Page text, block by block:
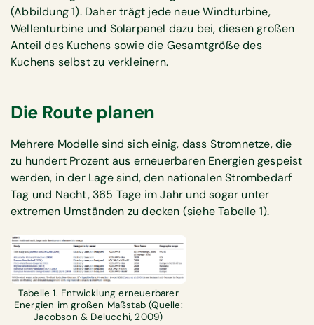
(Abbildung 1). Daher trägt jede neue Windturbine,
Wellenturbine und Solarpanel dazu bei, diesen großen
Anteil des Kuchens sowie die Gesamtgröße des
Kuchens selbst zu verkleinern.
Die Route planen
Mehrere Modelle sind sich einig, dass Stromnetze, die
zu hundert Prozent aus erneuerbaren Energien gespeist
werden, in der Lage sind, den nationalen Strombedarf
Tag und Nacht, 365 Tage im Jahr und sogar unter
extremen Umständen zu decken (siehe Tabelle 1).
Tabelle 1. Entwicklung erneuerbarer
Energien im großen Maßstab (Quelle:
Jacobson & Delucchi, 2009)